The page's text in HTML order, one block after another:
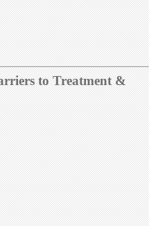
to Treatment &